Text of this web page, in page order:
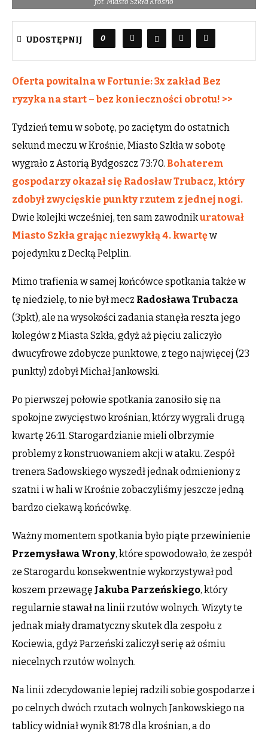
fot. Miasto Szkła Krosno
UDOSTĘPNIJ 0
Oferta powitalna w Fortunie: 3x zakład Bez
ryzyka na start – bez konieczności obrotu! >>
Tydzień temu w sobotę, po zaciętym do ostatnich
sekund meczu w Krośnie, Miasto Szkła w sobotę
wygrało z Astorią Bydgoszcz 73:70. Bohaterem
gospodarzy okazał się Radosław Trubacz, który
zdobył zwycięskie punkty rzutem z jednej nogi.
Dwie kolejki wcześniej, ten sam zawodnikuratował
Miasto Szkła grając niezwykłą 4. kwartęw
pojedynku z Decką Pelplin.
Mimo trafienia w samej końcówce spotkania także w
tę niedzielę, to nie był mecz Radosława Trubacza
(3pkt), ale na wysokości zadania stanęła reszta jego
kolegów z Miasta Szkła, gdyż aż pięciu zaliczyło
dwucyfrowe zdobycze punktowe, z tego najwięcej (23
punkty) zdobył Michał Jankowski.
Po pierwszej połowie spotkania zanosiło się na
spokojne zwycięstwo krośnian, którzy wygrali drugą
kwartę 26:11. Starogardzianie mieli olbrzymie
problemy z konstruowaniem akcji w ataku. Zespół
trenera Sadowskiego wyszedł jednak odmieniony z
szatni i w hali w Krośnie zobaczyliśmy jeszcze jedną
bardzo ciekawą końcówkę.
Ważny momentem spotkania było piąte przewinienie
Przemysława Wrony, które spowodowało, że zespół
ze Starogardu konsekwentnie wykorzystywał pod
koszem przewagę Jakuba Parzeńskiego, który
regularnie stawał na linii rzutów wolnych. Wizyty te
jednak miały dramatyczny skutek dla zespołu z
Kociewia, gdyż Parzeński zaliczył serię aż ośmiu
niecelnych rzutów wolnych.
Na linii zdecydowanie lepiej radzili sobie gospodarze i
po celnych dwóch rzutach wolnych Jankowskiego na
tablicy widniał wynik 81:78 dla krośnian, a do